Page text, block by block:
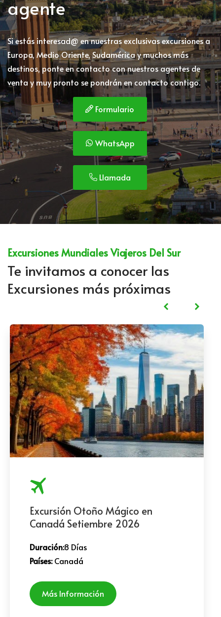
agente
Si estás interesad@ en nuestras exclusivas excursiones a
Europa, Medio Oriente, Sudamérica y muchos más
destinos, ponte en contacto con nuestros agentes de
venta y muy pronto se pondrán en contacto contigo.
Formulario
WhatsApp
Llamada
Excursiones Mundiales Viajeros Del Sur
Te invitamos a conocer las
Excursiones más próximas
Excursión Otoño Mágico en
Canadá Setiembre 2026
Duración:8 Días
Países:Canadá
Más Información